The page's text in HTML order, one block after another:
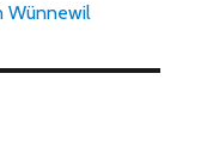
Wünnewil